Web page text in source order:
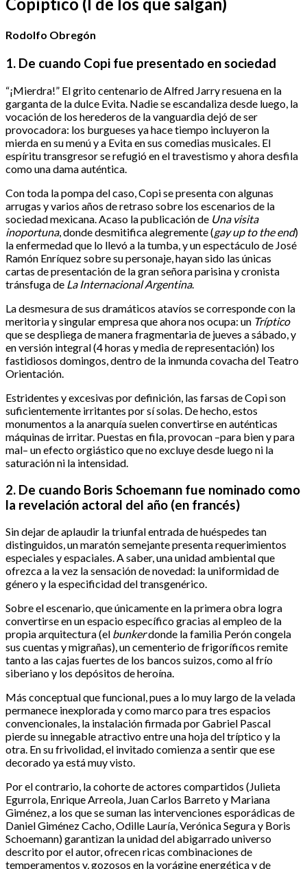
Rodolfo Obregón
1. De cuando Copi fue presentado en sociedad
“¡Mierdra!” El grito centenario de Alfred Jarry resuena en la
garganta de la dulce Evita. Nadie se escandaliza desde luego, la
vocación de los herederos de la vanguardia dejó de ser
provocadora: los burgueses ya hace tiempo incluyeron la
mierda en su menú y a Evita en sus comedias musicales. El
espíritu transgresor se refugió en el travestismo y ahora desfila
como una dama auténtica.
Con toda la pompa del caso, Copi se presenta con algunas
arrugas y varios años de retraso sobre los escenarios de la
sociedad mexicana. Acaso la publicación de Una visita
inoportuna, donde desmitifica alegremente (gay up to the end)
la enfermedad que lo llevó a la tumba, y un espectáculo de José
Ramón Enríquez sobre su personaje, hayan sido las únicas
cartas de presentación de la gran señora parisina y cronista
tránsfuga de La Internacional Argentina.
La desmesura de sus dramáticos atavíos se corresponde con la
meritoria y singular empresa que ahora nos ocupa: un Tríptico
que se despliega de manera fragmentaria de jueves a sábado, y
en versión integral (4 horas y media de representación) los
fastidiosos domingos, dentro de la inmunda covacha del Teatro
Orientación.
Estridentes y excesivas por definición, las farsas de Copi son
suficientemente irritantes por sí solas. De hecho, estos
monumentos a la anarquía suelen convertirse en auténticas
máquinas de irritar. Puestas en fila, provocan –para bien y para
mal– un efecto orgiástico que no excluye desde luego ni la
saturación ni la intensidad.
2. De cuando Boris Schoemann fue nominado como
la revelación actoral del año (en francés)
Sin dejar de aplaudir la triunfal entrada de huéspedes tan
distinguidos, un maratón semejante presenta requerimientos
especiales y espaciales. A saber, una unidad ambiental que
ofrezca a la vez la sensación de novedad: la uniformidad de
género y la especificidad del transgenérico.
Sobre el escenario, que únicamente en la primera obra logra
convertirse en un espacio específico gracias al empleo de la
propia arquitectura (el bunkerdonde la familia Perón congela
sus cuentas y migrañas), un cementerio de frigoríficos remite
tanto a las cajas fuertes de los bancos suizos, como al frío
siberiano y los depósitos de heroína.
Más conceptual que funcional, pues a lo muy largo de la velada
permanece inexplorada y como marco para tres espacios
convencionales, la instalación firmada por Gabriel Pascal
pierde su innegable atractivo entre una hoja del tríptico y la
otra. En su frivolidad, el invitado comienza a sentir que ese
decorado ya está muy visto.
Por el contrario, la cohorte de actores compartidos (Julieta
Egurrola, Enrique Arreola, Juan Carlos Barreto y Mariana
Giménez, a los que se suman las intervenciones esporádicas de
Daniel Giménez Cacho, Odille Lauría, Verónica Segura y Boris
Schoemann) garantizan la unidad del abigarrado universo
descrito por el autor, ofrecen ricas combinaciones de
temperamentos y, gozosos en la vorágine energética y de